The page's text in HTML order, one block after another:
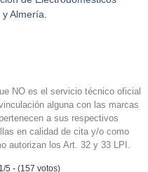
Almería.
NO es el servicio técnico oficial
alguna con las marcas
a sus respectivos
en calidad de cita y/o como
autorizan los Art. 32 y 33 LPI.
5 - (157 votos)